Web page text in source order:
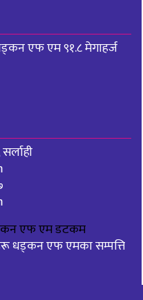
एफ एम ९१.८ मेगाहर्ज
एफ एम डटकम
धड्कन एफ एमका सम्पत्ति